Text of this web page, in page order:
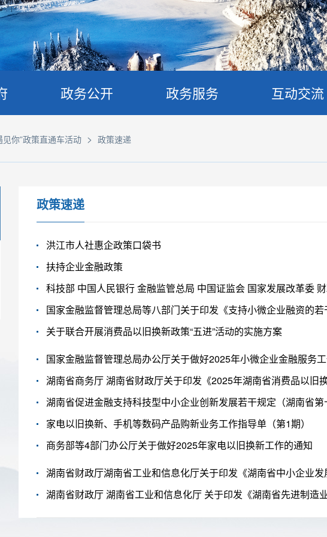
政务公开 政务服务 互动交流
见你”政策直通车活动 > 政策速递
政策速递
洪江市人社惠企政策口袋书
扶持企业金融政策
关于联合开展消费品以旧换新政策“五进”活动的实施方案
国家金融监督管理总局办公厅关于做好2025年小微企业金融服务
家电以旧换新、手机等数码产品购新业务工作指导单（第1期）
商务部等4部门办公厅关于做好2025年家电以旧换新工作的通知